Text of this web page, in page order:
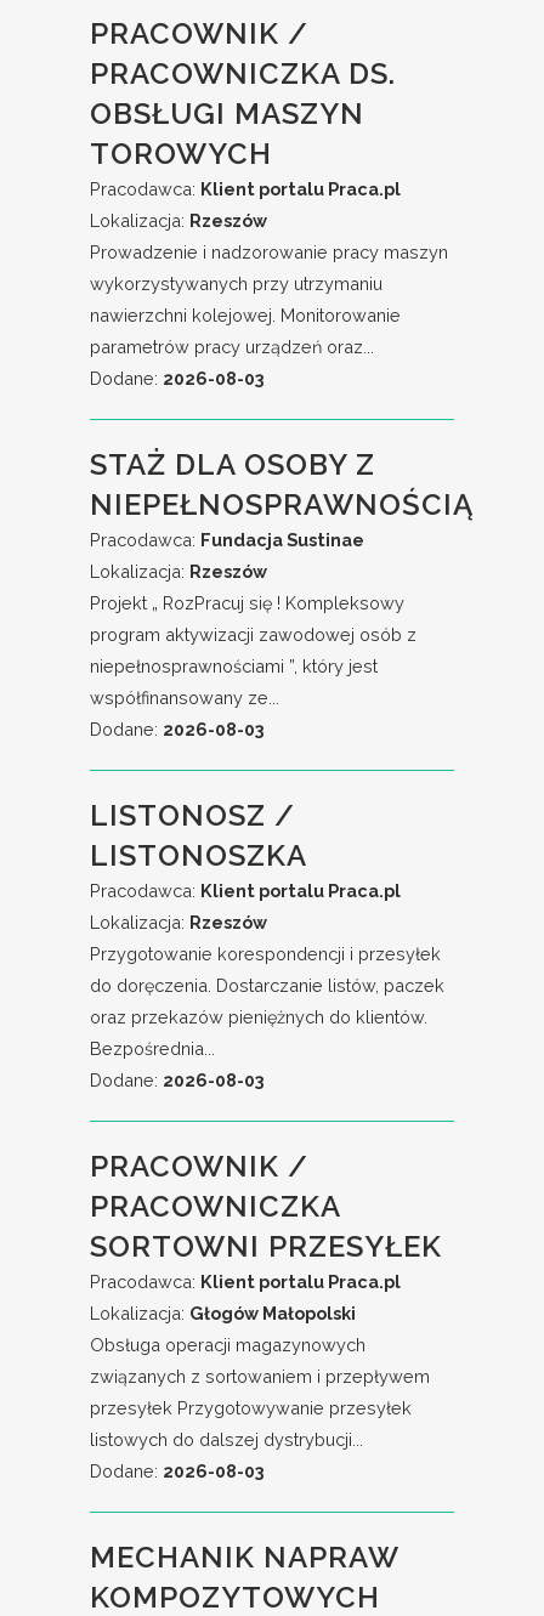
PRACOWNIK /
PRACOWNICZKA DS.
OBSŁUGI MASZYN
TOROWYCH
Pracodawca: Klient portalu Praca.pl
Lokalizacja: Rzeszów
Prowadzenie i nadzorowanie pracy maszyn
wykorzystywanych przy utrzymaniu
nawierzchni kolejowej. Monitorowanie
parametrów pracy urządzeń oraz...
Dodane: 2026-08-03
STAŻ DLA OSOBY Z
NIEPEŁNOSPRAWNOŚCIĄ
Pracodawca: Fundacja Sustinae
Lokalizacja: Rzeszów
Projekt „ RozPracuj się ! Kompleksowy
program aktywizacji zawodowej osób z
niepełnosprawnościami ”, który jest
współfinansowany ze...
Dodane: 2026-08-03
LISTONOSZ /
LISTONOSZKA
Pracodawca: Klient portalu Praca.pl
Lokalizacja: Rzeszów
Przygotowanie korespondencji i przesyłek
do doręczenia. Dostarczanie listów, paczek
oraz przekazów pieniężnych do klientów.
Bezpośrednia...
Dodane: 2026-08-03
PRACOWNIK /
PRACOWNICZKA
SORTOWNI PRZESYŁEK
Pracodawca: Klient portalu Praca.pl
Lokalizacja: Głogów Małopolski
Obsługa operacji magazynowych
związanych z sortowaniem i przepływem
przesyłek Przygotowywanie przesyłek
listowych do dalszej dystrybucji...
Dodane: 2026-08-03
MECHANIK NAPRAW
KOMPOZYTOWYCH